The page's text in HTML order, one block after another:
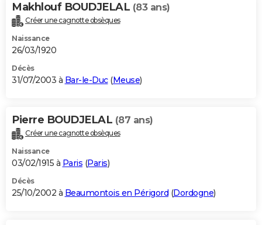
Makhlouf BOUDJELAL (83 ans)
Créer une cagnotte obsèques
Naissance
26/03/1920
Décès
31/07/2003 à Bar-le-Duc(Meuse)
Pierre BOUDJELAL (87 ans)
Créer une cagnotte obsèques
Naissance
03/02/1915 à Paris (Paris)
Décès
25/10/2002 à Beaumontois en Périgord (Dordogne)